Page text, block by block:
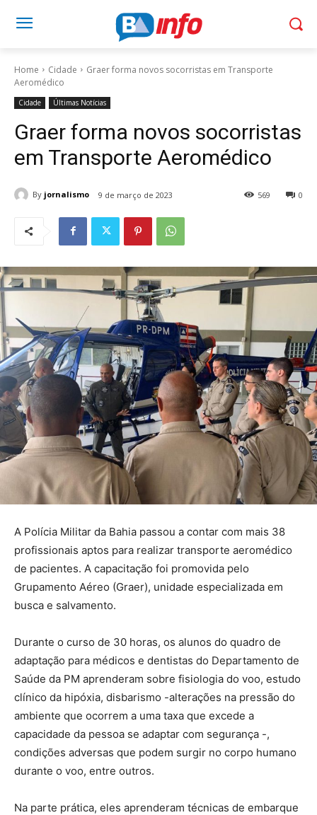
Home Cidade
Graer forma novos socorristas em Transporte
Aeromédico
Cidade Últimas Notícias
Graer forma novos socorristas
em Transporte Aeromédico
By jornalismo 9 de março de 2023 0
569
A Polícia Militar da Bahia passou a contar com mais 38
profissionais aptos para realizar transporte aeromédico
de pacientes. A capacitação foi promovida pelo
Grupamento Aéreo (Graer), unidade especializada em
busca e salvamento.
Durante o curso de 30 horas, os alunos do quadro de
adaptação para médicos e dentistas do Departamento de
Saúde da PM aprenderam sobre fisiologia do voo, estudo
clínico da hipóxia, disbarismo -alterações na pressão do
ambiente que ocorrem a uma taxa que excede a
capacidade da pessoa se adaptar com segurança -,
condições adversas que podem surgir no corpo humano
durante o voo, entre outros.
Na parte prática, eles aprenderam técnicas de embarque